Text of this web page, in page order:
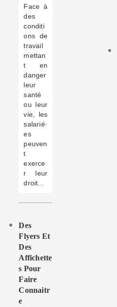
Face à
des
conditi
ons de
travail
mettan
t en
danger
leur
santé
ou leur
vie, les
salarié·
es
peuven
t
exerce
r leur
droit...
Des
Flyers Et
Des
Affichette
S Pour
Faire
Connaitr
E